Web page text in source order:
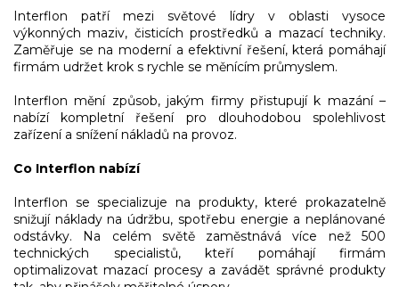
v
ý
p
i
u
Interflon patří mezi světové lídry v oblasti vysoce
výkonných maziv, čisticích prostředků a mazací techniky.
Zaměřuje se na moderní a efektivní řešení, která pomáhají
firmám udržet krok s rychle se měnícím průmyslem.
Interflon mění způsob, jakým firmy přistupují k mazání –
nabízí kompletní řešení pro dlouhodobou spolehlivost
zařízení a snížení nákladů na provoz.
Co Interflon nabízí
Interflon se specializuje na produkty, které prokazatelně
snižují náklady na údržbu, spotřebu energie a neplánované
odstávky. Na celém světě zaměstnává více než 500
technických specialistů, kteří pomáhají firmám
optimalizovat mazací procesy a zavádět správné produkty